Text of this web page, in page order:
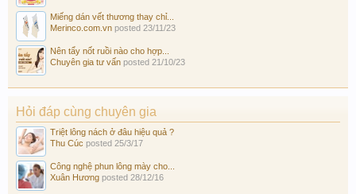
Miếng dán vết thương thay chỉ...
Merinco.com.vn posted 23/11/23
Nên tẩy nốt ruồi nào cho hợp...
Chuyên gia tư vấn posted 21/10/23
Hỏi đáp cùng chuyên gia
Triệt lông nách ở đâu hiệu quả ?
Thu Cúc posted 25/3/17
Công nghệ phun lông mày cho...
Xuân Hương posted 28/12/16